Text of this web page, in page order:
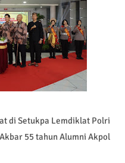
di Setukpa Lemdiklat Polri
55 tahun Alumni Akpol